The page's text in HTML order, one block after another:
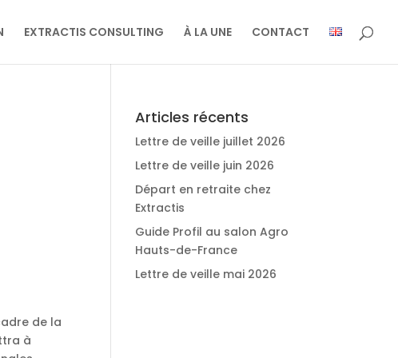
EXTRACTIS CONSULTING À LA UNE CONTACT
de la
à
Articles récents
Lettre de veille juillet 2026
Lettre de veille juin 2026
Départ en retraite chez
Extractis
Guide Profil au salon Agro
Hauts-de-France
Lettre de veille mai 2026